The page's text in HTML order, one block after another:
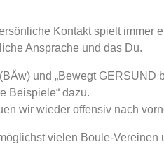
Kontakt spielt immer
Ansprache und das Du.
und „Bewegt GERSUND
Beispiele“ dazu.
wir wieder offensiv nach
vielen Boule-Vereinen